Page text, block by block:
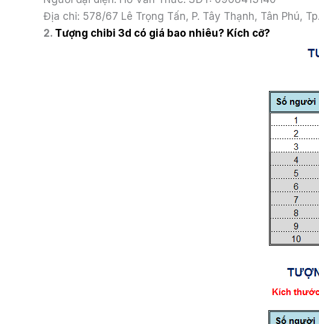
Địa chỉ: 578/67 Lê Trọng Tấn, P. Tây Thạnh, Tân Phú,
2. Tượng chibi 3d có giá bao nhiêu? Kích cỡ?